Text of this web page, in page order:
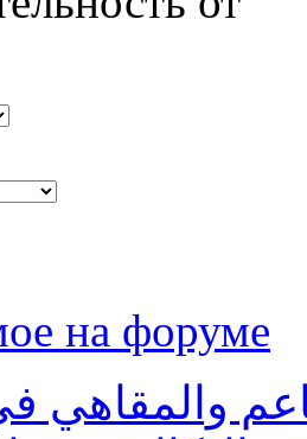
на форуме
والمقاهي